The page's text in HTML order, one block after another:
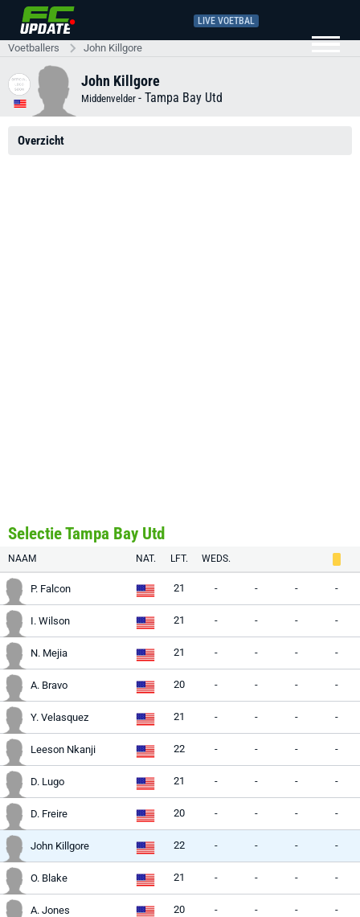
LIVE VOETBAL
Voetballers John Killgore
John Killgore
Middenvelder - Tampa Bay Utd
Overzicht
Selectie Tampa Bay Utd
NAAM NAT. LFT. WEDS.
P. Falcon 21 - - - -
I. Wilson 21 - - - -
N. Mejia 21 - - - -
A. Bravo 20 - - - -
Y. Velasquez 21 - - - -
Leeson Nkanji 22 - - - -
D. Lugo 21 - - - -
D. Freire 20 - - - -
John Killgore 22 - - - -
O. Blake 21 - - - -
A. Jones 20 - - - -